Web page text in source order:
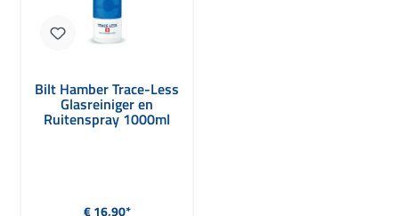
Bilt Hamber Trace-Less
Glasreiniger en
Ruitenspray 1000ml
Normale prijs:
€ 16,90*